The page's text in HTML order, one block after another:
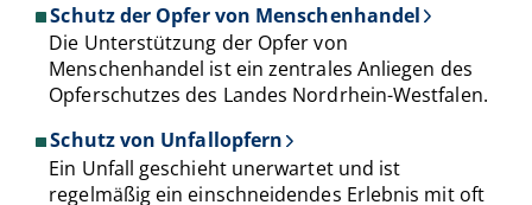
Schutz der Opfer von Menschenhandel
Die Unterstützung der Opfer von
Menschenhandel ist ein zentrales Anliegen des
Opferschutzes des Landes Nordrhein-Westfalen.
Schutz von Unfallopfern
Ein Unfall geschieht unerwartet und ist
regelmäßig ein einschneidendes Erlebnis mit oft